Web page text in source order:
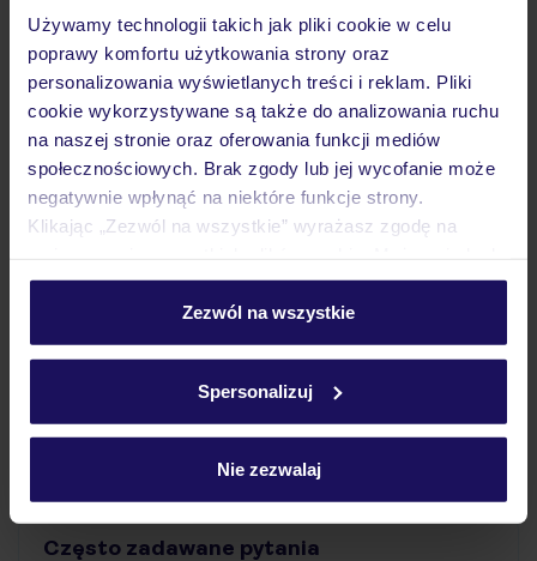
Używamy technologii takich jak pliki cookie w celu
poprawy komfortu użytkowania strony oraz
personalizowania wyświetlanych treści i reklam. Pliki
cookie wykorzystywane są także do analizowania ruchu
na naszej stronie oraz oferowania funkcji mediów
społecznościowych. Brak zgody lub jej wycofanie może
negatywnie wpłynąć na niektóre funkcje strony.
Klikając „Zezwól na wszystkie” wyrażasz zgodę na
personalizować swój wybór wchodząc w zakładkę
Szczegółowe informacje o plikach cookie znajdziesz
Zezwól na wszystkie
Spersonalizuj
Nie zezwalaj
Opinie
Pokoje
Atrakcje
Ważne informacje
Często zadawane pytania